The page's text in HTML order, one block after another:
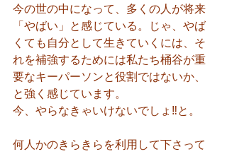
今の世の中になって、多くの人が将来
「やばい」と感じている。じゃ、やば
くても自分として生きていくには、そ
れを補強するためには私たち桶谷が重
要なキーパーソンと役割ではないか、
と強く感じています。
今、やらなきゃいけないでしょ‼️と。
何人かのきらきらを利用して下さって